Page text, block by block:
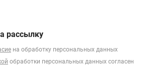
рассылку
на обработку персональных данных
обработки персональных данных согласен